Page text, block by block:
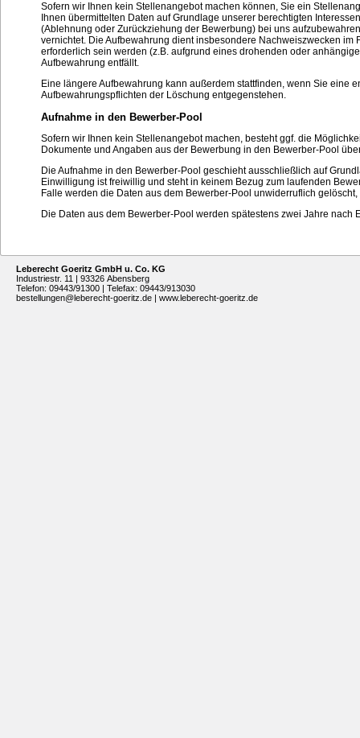
Sofern wir Ihnen kein Stellenangebot machen können, Sie ein
Ihnen übermittelten Daten auf Grundlage unserer berechtigten
(Ablehnung oder Zurückziehung der Bewerbung) bei uns
vernichtet. Die Aufbewahrung dient insbesondere Nachweiszwecken
erforderlich sein werden (z.B. aufgrund eines drohenden oder
Aufbewahrung entfällt.
Eine längere Aufbewahrung kann außerdem stattfinden, wenn Sie eine
Aufbewahrungspflichten der Löschung entgegenstehen.
Aufnahme in den Bewerber-Pool
Sofern wir Ihnen kein Stellenangebot machen, besteht ggf. die
Dokumente und Angaben aus der Bewerbung in den Bewerber-Pool
Die Aufnahme in den Bewerber-Pool geschieht ausschließlich auf
Einwilligung ist freiwillig und steht in keinem Bezug zum laufenden
Falle werden die Daten aus dem Bewerber-Pool unwiderruflich
Die Daten aus dem Bewerber-Pool werden spätestens zwei Jahre
Leberecht Goeritz GmbH u. Co. KG
Industriestr. 11 | 93326 Abensberg
Telefon: 09443/91300 | Telefax: 09443/913030
bestellungen@leberecht-goeritz.de
www.leberecht-goeritz.de